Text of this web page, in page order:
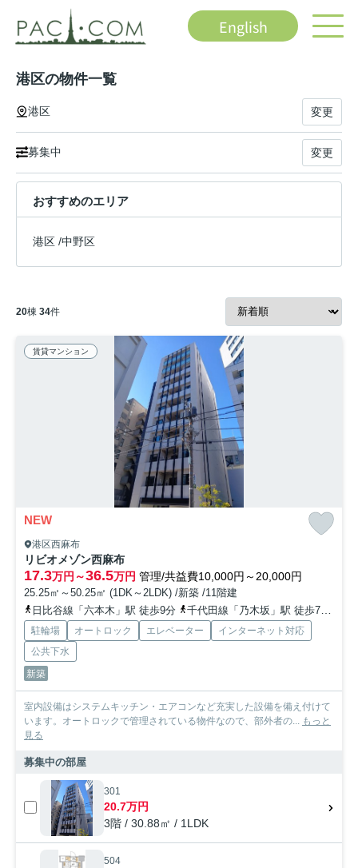
English
港区の物件一覧
港区 変更
募集中 変更
おすすめのエリア
港区 /中野区
20棟 34件
賃貸マンション
NEW
港区西麻布
リビオメゾン西麻布
17.3万円～36.5万円 管理/共益費10,000円～20,000円
25.25㎡～50.25㎡ (1DK～2LDK) /新築 /11階建
日比谷線「六本木」駅 徒歩9分
千代田線「乃木坂」駅 徒歩7分
駐輪場 オートロック エレベーター
インターネット対応
公共下水
新築
室内設備はシステムキッチン・エアコンなど充実した設備を備え付けて
います。オートロックで管理されている物件なので、部外者の...
もっと
見る
募集中の部屋
301
20.7万円
3階 / 30.88㎡ / 1LDK
504